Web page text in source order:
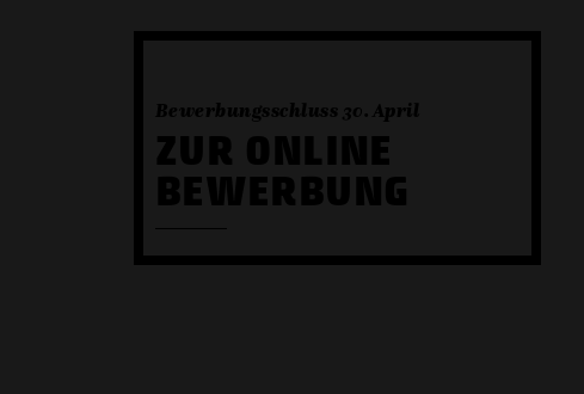
Bewerbungsschluss 30. April
ZUR ONLINE
BEWERBUNG